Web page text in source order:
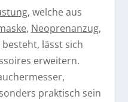
, welche aus
, Neoprenanzug,
besteht, lässt sich
erweitern.
praktisch sein